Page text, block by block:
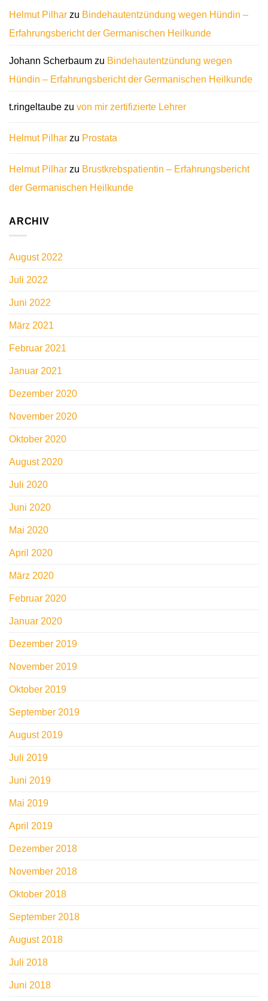
Helmut Pilhar zu Bindehautentzündung wegen Hündin –
Erfahrungsbericht der Germanischen Heilkunde
Johann Scherbaum zu Bindehautentzündung wegen
Hündin – Erfahrungsbericht der Germanischen Heilkunde
t.ringeltaube zu von mir zertifizierte Lehrer
Helmut Pilhar zu Prostata
Helmut Pilhar zu Brustkrebspatientin – Erfahrungsbericht
der Germanischen Heilkunde
ARCHIV
August 2022
Juli 2022
Juni 2022
März 2021
Februar 2021
Januar 2021
Dezember 2020
November 2020
Oktober 2020
August 2020
Juli 2020
Juni 2020
Mai 2020
April 2020
März 2020
Februar 2020
Januar 2020
Dezember 2019
November 2019
Oktober 2019
September 2019
August 2019
Juli 2019
Juni 2019
Mai 2019
April 2019
Dezember 2018
November 2018
Oktober 2018
September 2018
August 2018
Juli 2018
Juni 2018